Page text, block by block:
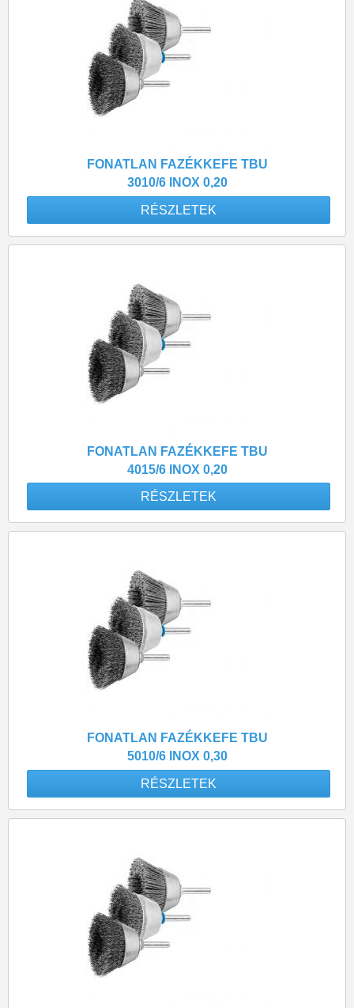
FONATLAN FAZÉKKEFE TBU
3010/6 INOX 0,20
RÉSZLETEK
FONATLAN FAZÉKKEFE TBU
4015/6 INOX 0,20
RÉSZLETEK
FONATLAN FAZÉKKEFE TBU
5010/6 INOX 0,30
RÉSZLETEK